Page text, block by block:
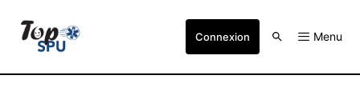
Connexion Menu